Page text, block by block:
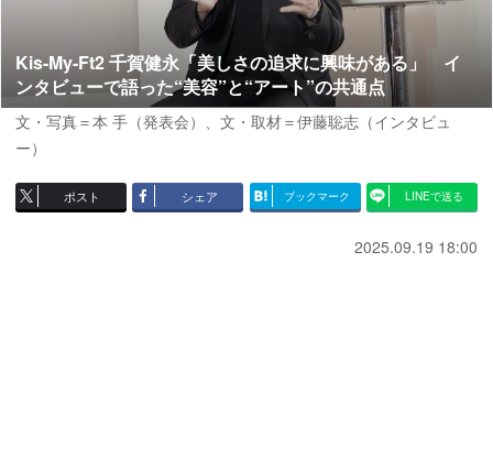
Kis-My-Ft2 千賀健永「美しさの追求に興味がある」 イ
ンタビューで語った“美容”と“アート”の共通点
文・写真＝本 手（発表会） 、 文・取材＝伊藤聡志（インタビュ
ー）
ポスト シェア ブックマーク LINEで送る
2025.09.19 18:00